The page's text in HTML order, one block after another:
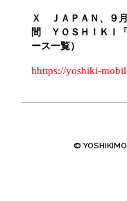
Ｘ ＪＡＰＡＮ、９
間 ＹＯＳＨＩＫＩ
ース一覧）
hhttps://yoshiki-
©